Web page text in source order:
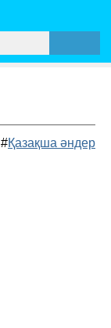
#Қазақша әндер